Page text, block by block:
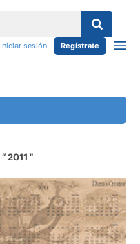
Iniciar sesión Regístrate
2011